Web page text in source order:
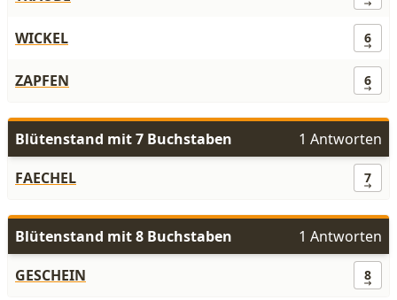
WICKEL 6
ZAPFEN 6
Blütenstand mit 7 Buchstaben
1 Antworten
FAECHEL
7
Blütenstand mit 8 Buchstaben
1 Antworten
GESCHEIN
8